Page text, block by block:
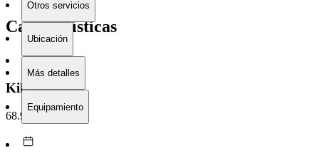
Otros servicios
Ubicación
Más detalles
Equipamiento
Características
Kilometraje
68.928 km